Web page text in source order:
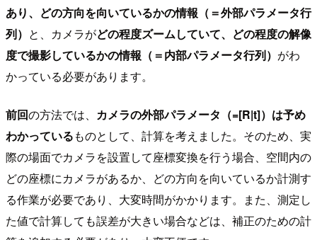
あり、どの方向を向いているかの情報（＝外部パラメータ行
列） と、カメラがどの程度ズームしていて、どの程度の解像
度で撮影しているかの情報（＝内部パラメータ行列） がわ
かっている必要があります。
前回の方法では、 カメラの外部パラメータ（=[R|t]）は予め
わかっているものとして、計算を考えました。そのため、実
際の場面でカメラを設置して座標変換を行う場合、空間内の
どの座標にカメラがあるか、どの方向を向いているか計測す
る作業が必要であり、大変時間がかかります。また、測定し
た値で計算しても誤差が大きい場合などは、補正のための計